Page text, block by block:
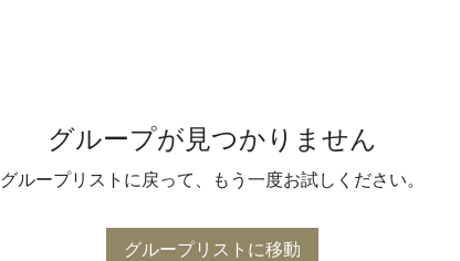
グループが見つかりません
グループリストに戻って、もう一度お試しください。
グループリストに移動